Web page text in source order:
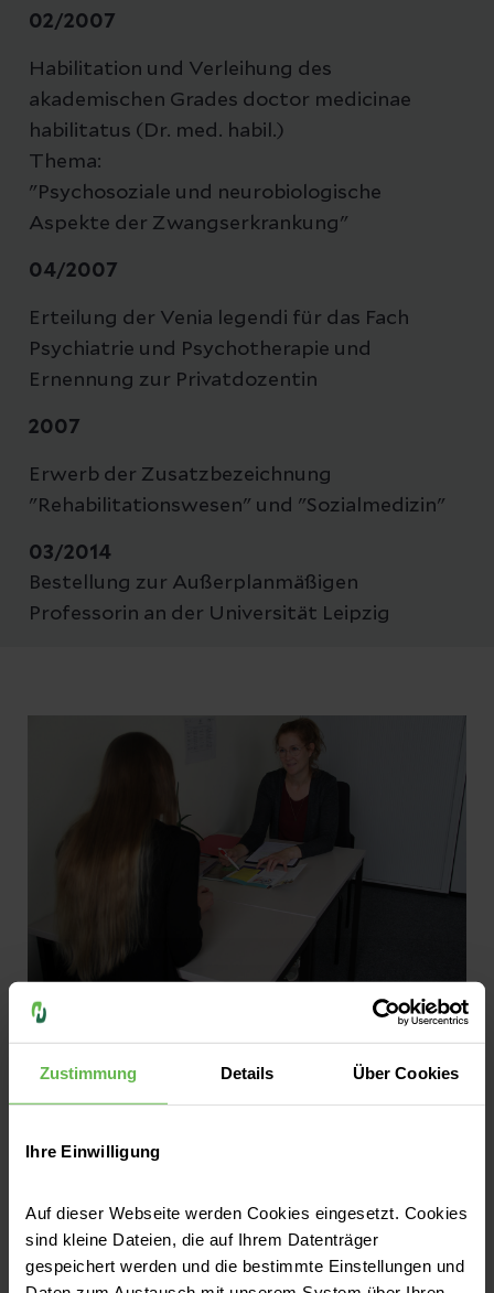
Zustimmung Details Über Cookies
Ihre Einwilligung
Auf dieser Webseite werden Cookies eingesetzt. Cookies
sind kleine Dateien, die auf Ihrem Datenträger
gespeichert werden und die bestimmte Einstellungen und
02/2007
Habilitation und Verleihung des
akademischen Grades doctor medicinae
habilitatus (Dr. med. habil.)
Thema:
"Psychosoziale und neurobiologische
Aspekte der Zwangserkrankung"
04/2007
Erteilung der Venia legendi für das Fach
Psychiatrie und Psychotherapie und
Ernennung zur Privatdozentin
2007
Erwerb der Zusatzbezeichnung
"Rehabilitationswesen" und "Sozialmedizin"
03/2014
Bestellung zur Außerplanmäßigen
Professorin an der Universität Leipzig
Helios Park-Klinikum Leipzig | 13.11.2024
Leipziger Modellprojekt LIPSY gibt
psychisch erkrankten Langzeitarbeitslosen
neue Perspektive auf dem Arbeitsmarkt
Helios Park-Klinikum Leipzig | 15.04.2025
Kurze Wege, große Hilfe: Zentrumsnahe
Anlaufstelle für Menschen in psychischen
Notlagen